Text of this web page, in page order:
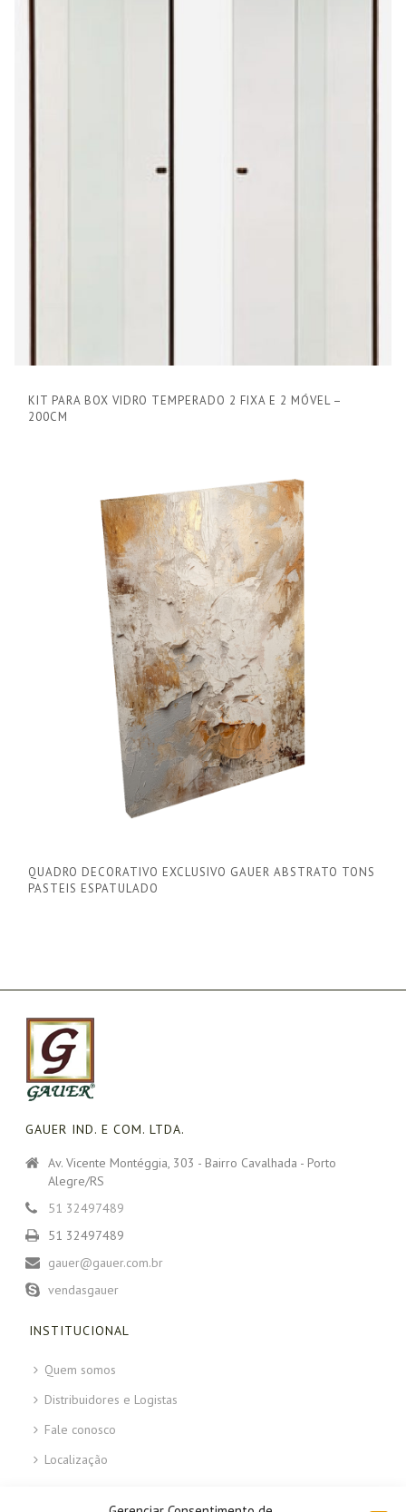
KIT PARA BOX VIDRO TEMPERADO 2 FIXA E 2 MÓVEL –
200CM
QUADRO DECORATIVO EXCLUSIVO GAUER ABSTRATO TONS
PASTEIS ESPATULADO
GAUER IND. E COM. LTDA.
Av. Vicente Montéggia, 303 - Bairro Cavalhada - Porto
Alegre/RS
51 32497489
51 32497489
gauer@gauer.com.br
vendasgauer
INSTITUCIONAL
Quem somos
Distribuidores e Logistas
Fale conosco
Localização